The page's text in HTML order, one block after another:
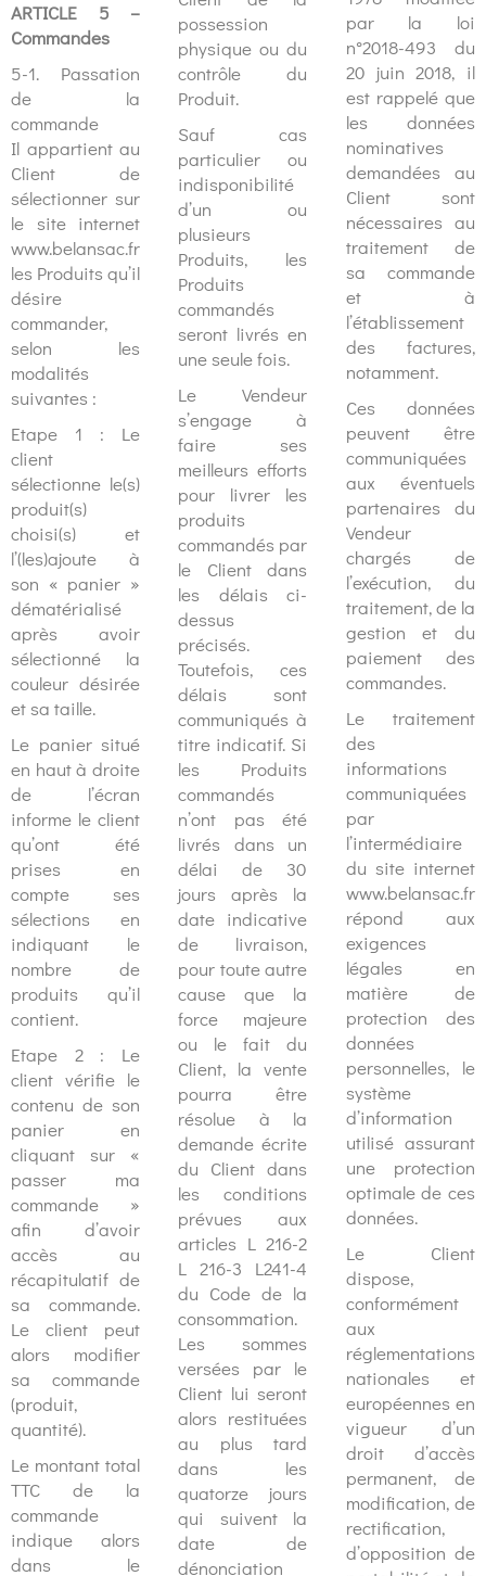
ARTICLE 5 –
Commandes
5-1. Passation
de la
commande
Il appartient au
Client de
sélectionner sur
le site internet
www.belansac.fr
les Produits qu’il
désire
commander,
selon les
modalités
suivantes :
Etape 1 : Le
client
sélectionne le(s)
produit(s)
choisi(s) et
l’(les)ajoute à
son « panier »
dématérialisé
après avoir
sélectionné la
couleur désirée
et sa taille.
Le panier situé
en haut à droite
de l’écran
informe le client
qu’ont été
prises en
compte ses
sélections en
indiquant le
nombre de
produits qu’il
contient.
Etape 2 : Le
client vérifie le
contenu de son
panier en
cliquant sur «
passer ma
commande »
afin d’avoir
accès au
récapitulatif de
sa commande.
Le client peut
alors modifier
sa commande
(produit,
quantité).
Le montant total
TTC de la
commande
indique alors
dans le
possession
physique ou du
contrôle du
Produit.
Sauf cas
particulier ou
indisponibilité
d’un ou
plusieurs
Produits, les
Produits
commandés
seront livrés en
une seule fois.
Le Vendeur
s’engage à
faire ses
meilleurs efforts
pour livrer les
produits
commandés par
le Client dans
les délais ci-
dessus
précisés.
Toutefois, ces
délais sont
communiqués à
titre indicatif. Si
les Produits
commandés
n’ont pas été
livrés dans un
délai de 30
jours après la
date indicative
de livraison,
pour toute autre
cause que la
force majeure
ou le fait du
Client, la vente
pourra être
résolue à la
demande écrite
du Client dans
les conditions
prévues aux
articles L 216-2
L 216-3 L241-4
du Code de la
consommation.
Les sommes
versées par le
Client lui seront
alors restituées
au plus tard
dans les
quatorze jours
qui suivent la
date de
dénonciation
par la loi
n°2018-493 du
20 juin 2018, il
est rappelé que
les données
nominatives
demandées au
Client sont
nécessaires au
traitement de
sa commande
et à
l’établissement
des factures,
notamment.
Ces données
peuvent être
communiquées
aux éventuels
partenaires du
Vendeur
chargés de
l’exécution, du
traitement, de la
gestion et du
paiement des
commandes.
Le traitement
des
informations
communiquées
par
l’intermédiaire
du site internet
www.belansac.fr
répond aux
exigences
légales en
matière de
protection des
données
personnelles, le
système
d’information
utilisé assurant
une protection
optimale de ces
données.
Le Client
dispose,
conformément
aux
réglementations
nationales et
européennes en
vigueur d’un
droit d’accès
permanent, de
modification, de
rectification,
d’opposition de